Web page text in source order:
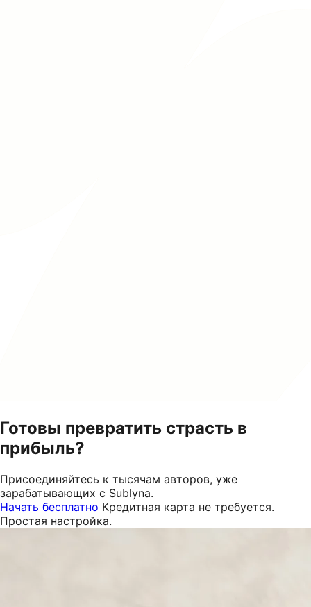
Готовы превратить страсть в
прибыль?
Присоединяйтесь к тысячам авторов, уже
зарабатывающих с Sublyna.
Начать бесплатно Кредитная карта не требуется.
Простая настройка.